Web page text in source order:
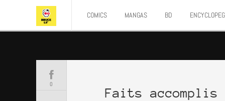
COMICS MANGAS BD
0
Faits accomplis